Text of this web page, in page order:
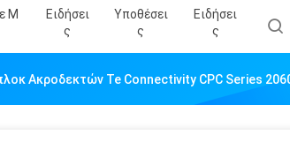
Μ
Ειδήσει
Σ
Υποθέσει
Σ
Ειδήσει
Σ
Ακροδεκτών Te Connectivity CPC Series